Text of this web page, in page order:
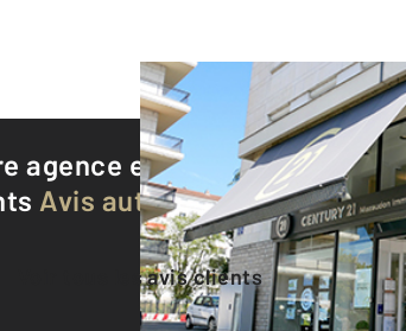
agence est notée9,1/10
Avis authentifiés par
Voir tous les avis clients